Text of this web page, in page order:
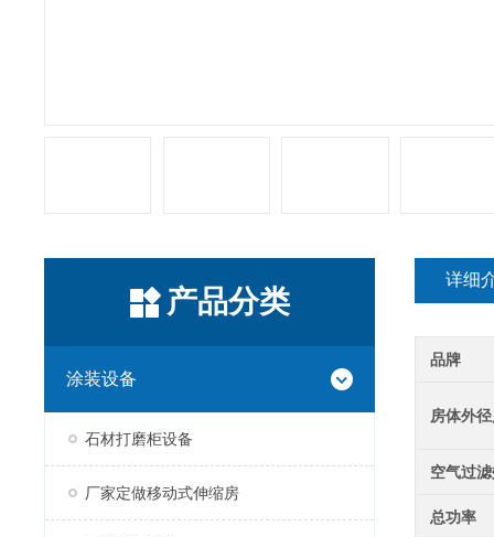
产品分类
涂装设备
石材打磨柜设备
厂家定做移动式伸缩房
详细
品牌
房体外
空气过
总功率